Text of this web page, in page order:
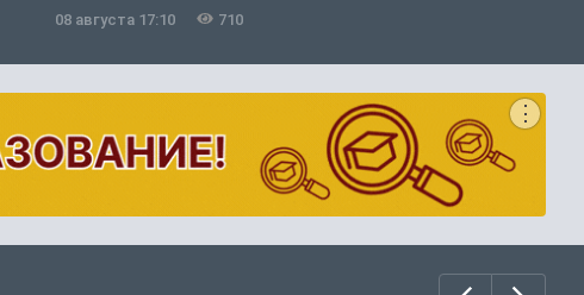
08 августа 17:10 710